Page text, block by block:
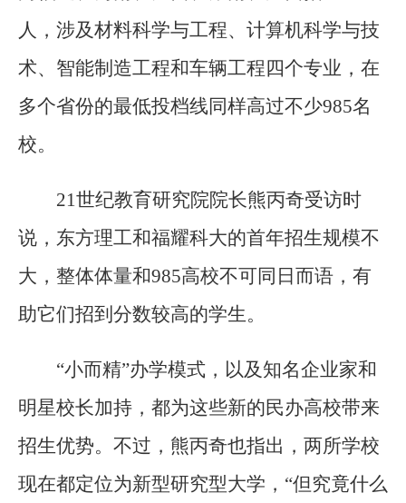
人，涉及材料科学与工程、计算机科学与技
术、智能制造工程和车辆工程四个专业，在
多个省份的最低投档线同样高过不少985名
校。
21世纪教育研究院院长熊丙奇受访时
说，东方理工和福耀科大的首年招生规模不
大，整体体量和985高校不可同日而语，有
助它们招到分数较高的学生。
“小而精”办学模式，以及知名企业家和
明星校长加持，都为这些新的民办高校带来
招生优势。不过，熊丙奇也指出，两所学校
现在都定位为新型研究型大学，“但究竟什么